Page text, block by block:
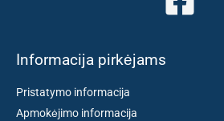
Informacija pirkėjams
Pristatymo informacija
Apmokėjimo informacija